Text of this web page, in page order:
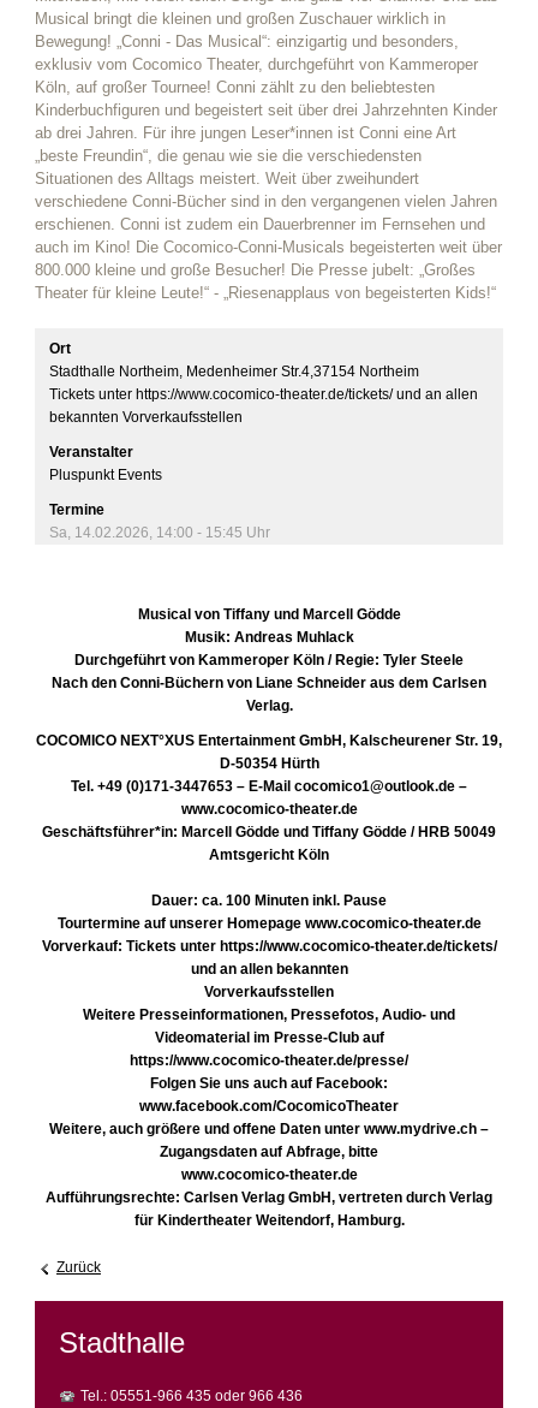
Musical bringt die kleinen und großen Zuschauer wirklich in
Bewegung! „Conni - Das Musical“: einzigartig und besonders,
exklusiv vom Cocomico Theater, durchgeführt von Kammeroper
Köln, auf großer Tournee! Conni zählt zu den beliebtesten
Kinderbuchfiguren und begeistert seit über drei Jahrzehnten Kinder
ab drei Jahren. Für ihre jungen Leser*innen ist Conni eine Art
„beste Freundin“, die genau wie sie die verschiedensten
Situationen des Alltags meistert. Weit über zweihundert
verschiedene Conni-Bücher sind in den vergangenen vielen Jahren
erschienen. Conni ist zudem ein Dauerbrenner im Fernsehen und
auch im Kino! Die Cocomico-Conni-Musicals begeisterten weit über
800.000 kleine und große Besucher! Die Presse jubelt: „Großes
Theater für kleine Leute!“ - „Riesenapplaus von begeisterten Kids!“
Ort
Stadthalle Northeim, Medenheimer Str.4,37154 Northeim
Tickets unter https://www.cocomico-theater.de/tickets/ und an allen
Veranstalter
Pluspunkt Events
Termine
Sa, 14.02.2026, 14:00 - 15:45 Uhr
Musical von Tiffany und Marcell Gödde
Musik: Andreas Muhlack
Durchgeführt von Kammeroper Köln / Regie: Tyler Steele
Nach den Conni-Büchern von Liane Schneider aus dem Carlsen
Verlag.
COCOMICO NEXT°XUS Entertainment GmbH, Kalscheurener Str. 19,
D-50354 Hürth
Tel. +49 (0)171-3447653 – E-Mail cocomico1@outlook.de –
www.cocomico-theater.de
Geschäftsführer*in: Marcell Gödde und Tiffany Gödde / HRB 50049
Amtsgericht Köln
Dauer: ca. 100 Minuten inkl. Pause
Tourtermine auf unserer Homepage www.cocomico-theater.de
Vorverkauf: Tickets unter https://www.cocomico-theater.de/tickets/
und an allen bekannten
Vorverkaufsstellen
Weitere Presseinformationen, Pressefotos, Audio- und
Videomaterial im Presse-Club auf
https://www.cocomico-theater.de/presse/
Folgen Sie uns auch auf Facebook:
www.facebook.com/CocomicoTheater
Weitere, auch größere und offene Daten unter www.mydrive.ch –
Zugangsdaten auf Abfrage, bitte
www.cocomico-theater.de
Aufführungsrechte: Carlsen Verlag GmbH, vertreten durch Verlag
für Kindertheater Weitendorf, Hamburg.
Zurück
Stadthalle
Tel.: 05551-966 435 oder 966 436